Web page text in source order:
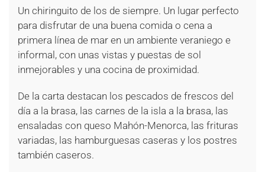
Un chiringuito de los de siempre. Un lugar perfecto
para disfrutar de una buena comida o cena a
primera línea de mar en un ambiente veraniego e
informal, con unas vistas y puestas de sol
inmejorables y una cocina de proximidad.
De la carta destacan los pescados de frescos del
día a la brasa, las carnes de la isla a la brasa, las
ensaladas con queso Mahón-Menorca, las frituras
variadas, las hamburguesas caseras y los postres
también caseros.